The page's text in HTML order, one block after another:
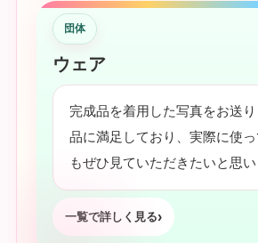
団体
ウェア
完成品を着用した写真をお送
品に満足しており、実際に使
もぜひ見ていただきたいと思い
一覧で詳しく見る